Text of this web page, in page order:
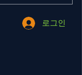
로그인